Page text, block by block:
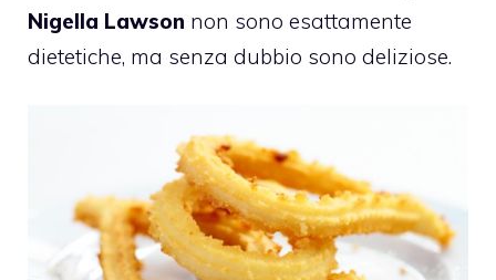
Nigella Lawson non sono esattamente
dietetiche, ma senza dubbio sono deliziose.